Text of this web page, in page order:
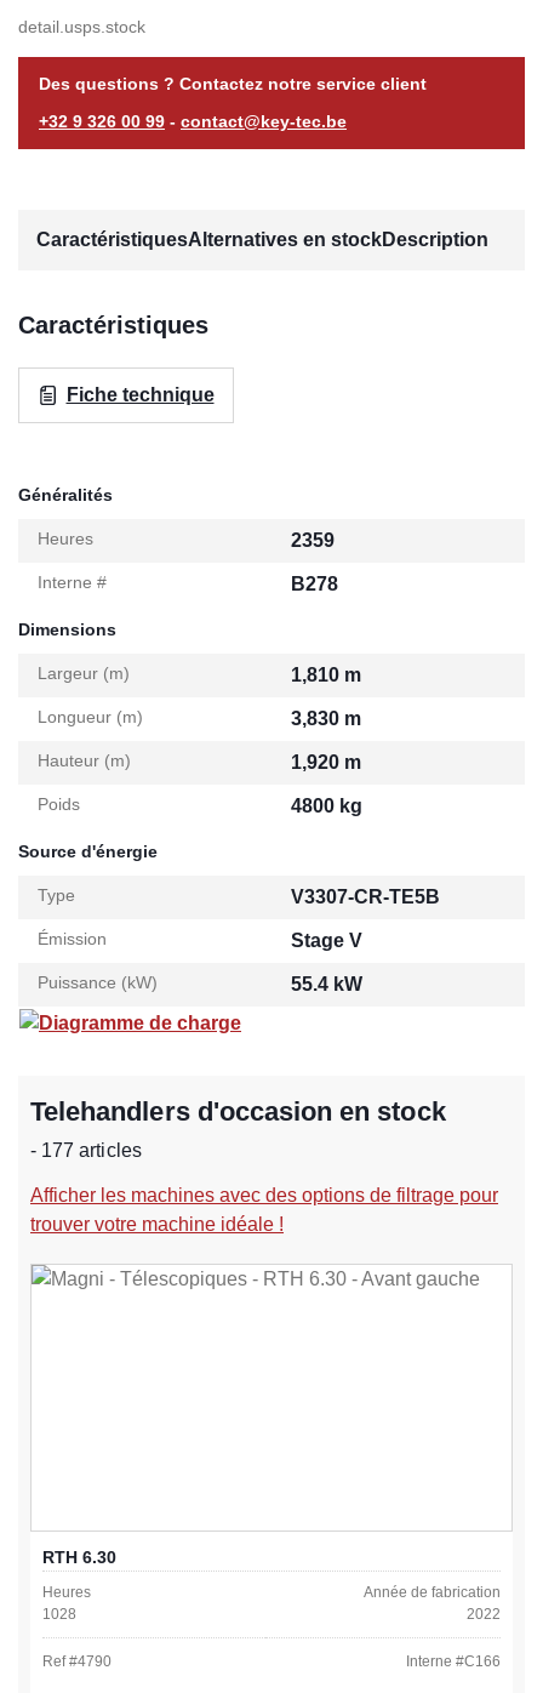
detail.usps.stock
Des questions ? Contactez notre service client
+32 9 326 00 99 - contact@key-tec.be
CaractéristiquesAlternatives en stockDescription
Caractéristiques
Fiche technique
Généralités
Heures 2359
Interne # B278
Dimensions
Largeur (m) 1,810 m
Longueur (m) 3,830 m
Hauteur (m) 1,920 m
Poids 4800 kg
Source d'énergie
Type V3307-CR-TE5B
Émission Stage V
Puissance (kW)
55.4 kW
Diagramme de charge
Telehandlers d'occasion en stock
- 177 articles
Afficher les machines avec des options de filtrage pour
trouver votre machine idéale !
RTH 6.30
Heures
1028
Année de fabrication
2022
Ref #4790 Interne #C166